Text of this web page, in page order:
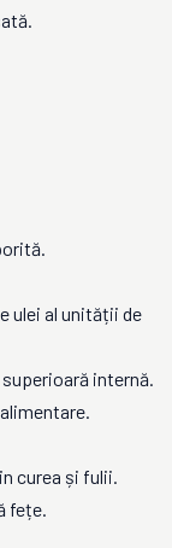
ulei al unității de
internă.
curea și fulii.
fețe.